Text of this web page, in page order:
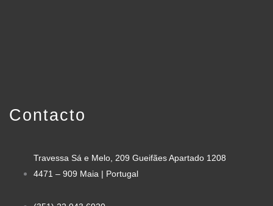
Contacto
Travessa Sá e Melo, 209 Gueifães Apartado 1208
4471 – 909 Maia | Portugal